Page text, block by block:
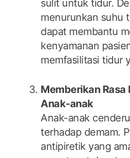
sulit untuk tidur.
menurunkan suhu
dapat membantu
kenyamanan
memfasilitasi tidur
Memberikan
Anak-anak
Anak-anak
terhadap demam.
antipiretik yang